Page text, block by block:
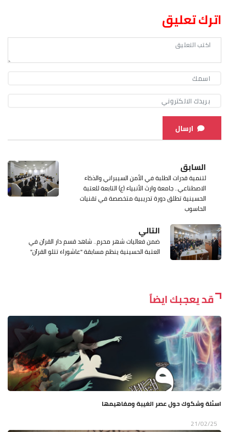
اترك تعليق
ارسال
السابق
لتنمية قدرات الطلبة في الأمن السيبراني والذكاء
الاصطناعي.. جامعة وارث الأنبياء (ع) التابعة للعتبة
الحسينية تطلق دورة تدريبية متخصصة في تقنيات
الحاسوب
التالي
ضمن فعاليات شهر محرم.. شاهد قسم دار القرآن في
العتبة الحسينية ينظم مسابقة "عاشوراء تتلو القرآن"
قد يعجبك ايضاً
اسئلة وشكوك حول عصر الغيبة ومفاهيمها
21/02/25